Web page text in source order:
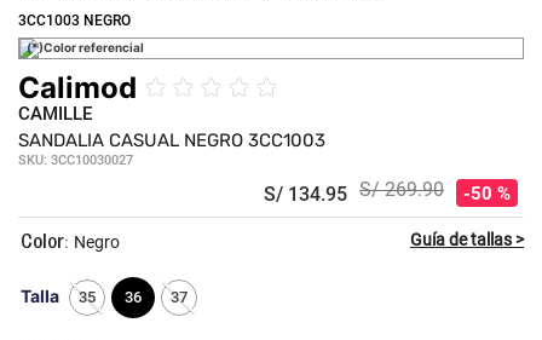
3CC1003 NEGRO
(*)Color referencial
Calimod ☆ ☆ ☆ ☆ ☆
CAMILLE
SANDALIA CASUAL NEGRO 3CC1003
SKU: 3CC10030027
S/ 134.95 S/ 269.90 50 %
Talla 35 36 37
: Negro